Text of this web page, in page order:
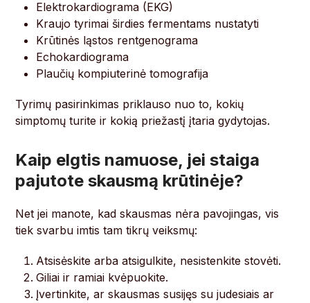
Elektrokardiograma (EKG)
Kraujo tyrimai širdies fermentams nustatyti
Krūtinės ląstos rentgenograma
Echokardiograma
Plaučių kompiuterinė tomografija
Tyrimų pasirinkimas priklauso nuo to, kokių
simptomų turite ir kokią priežastį įtaria gydytojas.
Kaip elgtis namuose, jei staiga
pajutote skausmą krūtinėje?
Net jei manote, kad skausmas nėra pavojingas, vis
tiek svarbu imtis tam tikrų veiksmų:
Atsisėskite arba atsigulkite, nesistenkite stovėti.
Giliai ir ramiai kvėpuokite.
Įvertinkite, ar skausmas susijęs su judesiais ar